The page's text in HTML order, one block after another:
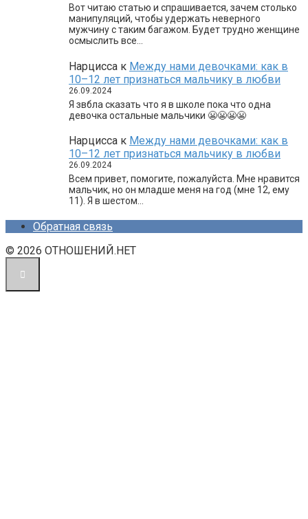
Вот читаю статью и спрашивается, зачем столько
манипуляций, чтобы удержать неверного
мужчину с таким багажом. Будет трудно женщине
осмыслить все…
Нарцисса к Между нами девочками: как в
10–12 лет признаться мальчику в любви
26.09.2024
Я звбла сказать что я в школе пока что одна
девочка остальные мальчики 😬😬😬😬
Нарцисса к Между нами девочками: как в
10–12 лет признаться мальчику в любви
26.09.2024
Всем привет, помогите, пожалуйста. Мне нравится
мальчик, но он младше меня на год (мне 12, ему
11). Я в шестом…
Обратная связь
© 2026 ОТНОШЕНИЙ.НЕТ